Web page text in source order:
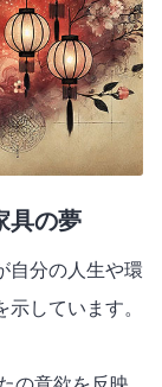
具の夢
自分の人生や環
しています。